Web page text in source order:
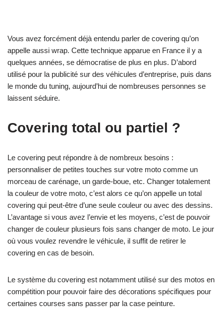
Vous avez forcément déjà entendu parler de covering qu’on
appelle aussi wrap. Cette technique apparue en France il y a
quelques années, se démocratise de plus en plus. D’abord
utilisé pour la publicité sur des véhicules d’entreprise, puis dans
le monde du tuning, aujourd’hui de nombreuses personnes se
laissent séduire.
Covering total ou partiel ?
Le covering peut répondre à de nombreux besoins :
personnaliser de petites touches sur votre moto comme un
morceau de carénage, un garde-boue, etc. Changer totalement
la couleur de votre moto, c’est alors ce qu’on appelle un total
covering qui peut-être d’une seule couleur ou avec des dessins.
L’avantage si vous avez l’envie et les moyens, c’est de pouvoir
changer de couleur plusieurs fois sans changer de moto. Le jour
où vous voulez revendre le véhicule, il suffit de retirer le
covering en cas de besoin.
Le système du covering est notamment utilisé sur des motos en
compétition pour pouvoir faire des décorations spécifiques pour
certaines courses sans passer par la case peinture.